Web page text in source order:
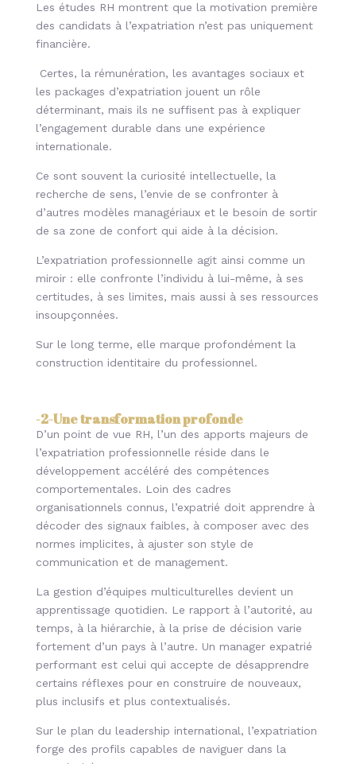
Les études RH montrent que la motivation première
des candidats à l’expatriation n’est pas uniquement
financière.
Certes, la rémunération, les avantages sociaux et
les packages d’expatriation jouent un rôle
déterminant, mais ils ne suffisent pas à expliquer
l’engagement durable dans une expérience
internationale.
Ce sont souvent la curiosité intellectuelle, la
recherche de sens, l’envie de se confronter à
d’autres modèles managériaux et le besoin de sortir
de sa zone de confort qui aide à la décision.
L’expatriation professionnelle agit ainsi comme un
miroir : elle confronte l’individu à lui-même, à ses
certitudes, à ses limites, mais aussi à ses ressources
insoupçonnées.
Sur le long terme, elle marque profondément la
construction identitaire du professionnel.
-2-Une transformation profonde
D’un point de vue RH, l’un des apports majeurs de
l’expatriation professionnelle réside dans le
développement accéléré des compétences
comportementales. Loin des cadres
organisationnels connus, l’expatrié doit apprendre à
décoder des signaux faibles, à composer avec des
normes implicites, à ajuster son style de
communication et de management.
La gestion d’équipes multiculturelles devient un
apprentissage quotidien. Le rapport à l’autorité, au
temps, à la hiérarchie, à la prise de décision varie
fortement d’un pays à l’autre. Un manager expatrié
performant est celui qui accepte de désapprendre
certains réflexes pour en construire de nouveaux,
plus inclusifs et plus contextualisés.
Sur le plan du leadership international, l’expatriation
forge des profils capables de naviguer dans la